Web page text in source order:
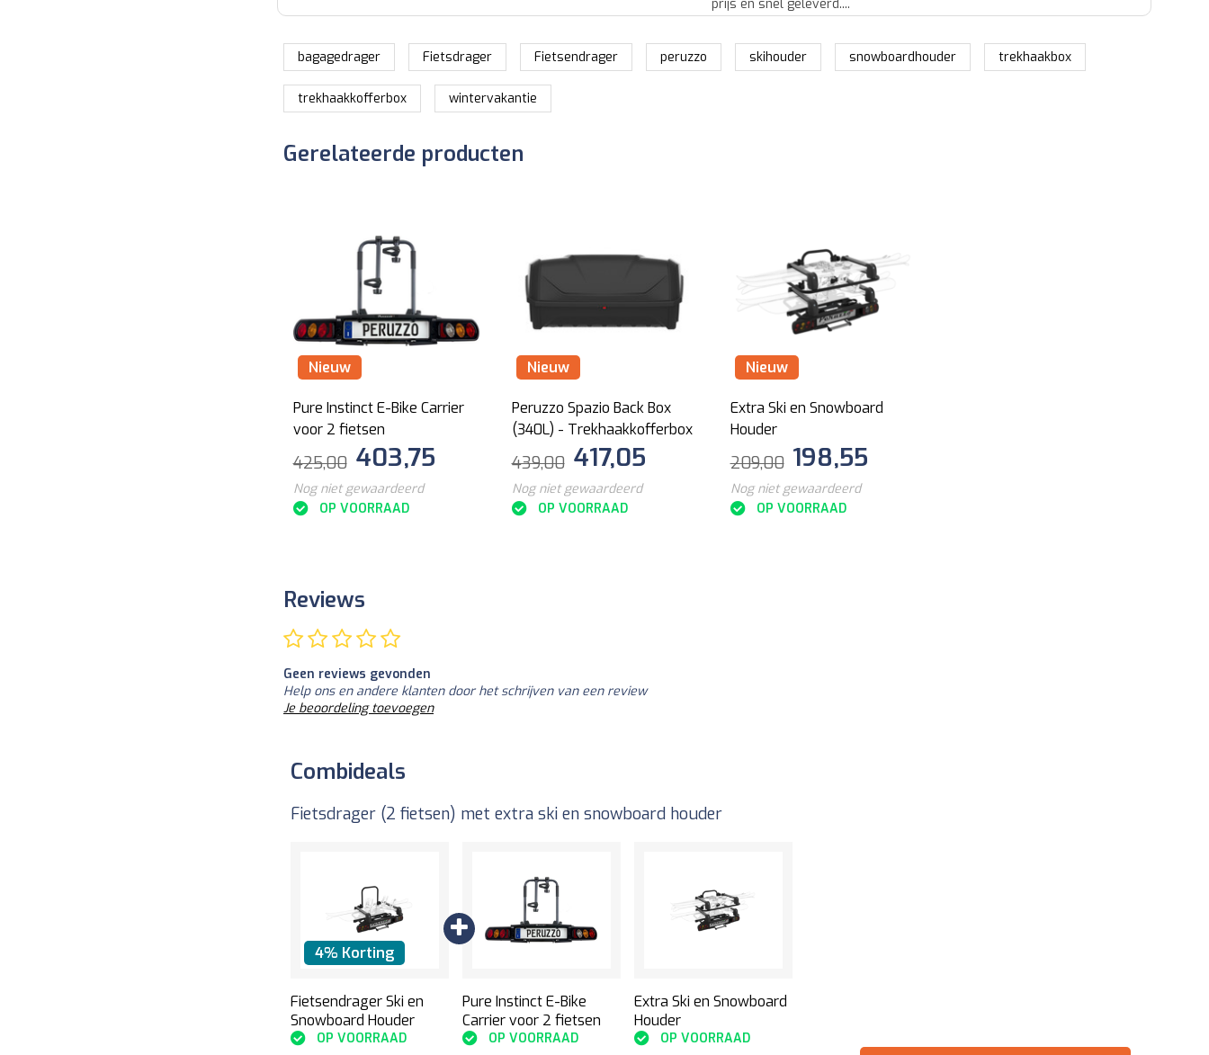
bagagedrager
Fietsdrager Fietsendrager peruzzo skihouder snowboardhouder trekhaakbox
trekhaakkofferbox wintervakantie
Gerelateerde producten
Nieuw
Pure Instinct E-Bike Carrier
voor 2 fietsen
425,00 403,75
Nog niet gewaardeerd
OP VOORRAAD
Nieuw
Peruzzo Spazio Back Box
(340L) - Trekhaakkofferbox
439,00 417,05
Nog niet gewaardeerd
OP VOORRAAD
Nieuw
Extra Ski en Snowboard
Houder
209,00 198,55
Nog niet gewaardeerd
OP VOORRAAD
Reviews
Geen reviews gevonden
Help ons en andere klanten door het schrijven van een review
Je beoordeling toevoegen
Combideals
Fietsdrager (2 fietsen) met extra ski en snowboard houder
4% Korting
Fietsendrager Ski en
Snowboard Houder
OP VOORRAAD
Pure Instinct E-Bike
Carrier voor 2 fietsen
OP VOORRAAD
Extra Ski en Snowboard
Houder
OP VOORRAAD